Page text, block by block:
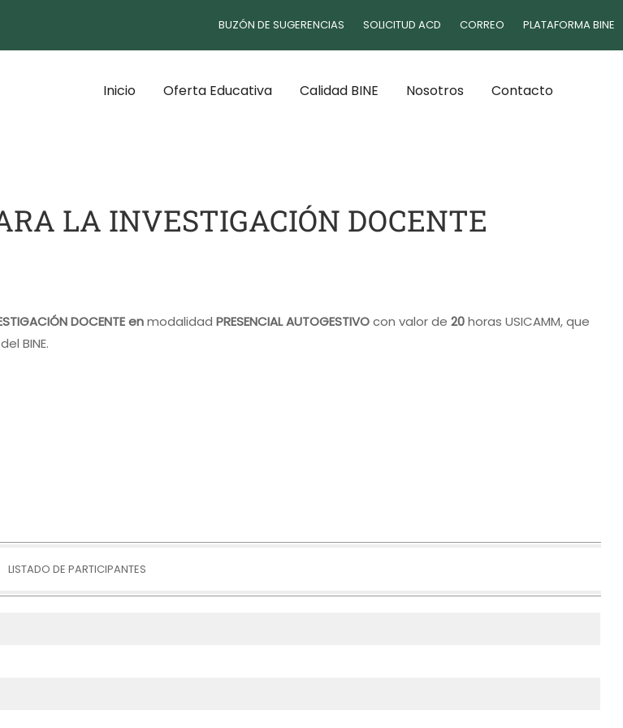
BUZÓN DE SUGERENCIAS SOLICITUD ACD CORREO PLATAFORMA BINE
Inicio Oferta Educativa Calidad BINE Nosotros Contacto
LA INVESTIGACIÓN DOCENTE
DOCENTE enmodalidad PRESENCIAL AUTOGESTIVOcon valor de 20horas USICAMM, que
del BINE.
LISTADO DE PARTICIPANTES